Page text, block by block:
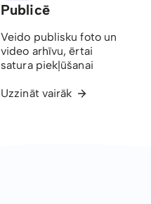
Publicē
Veido publisku foto un
video arhīvu, ērtai
satura piekļūšanai
Uzzināt vairāk